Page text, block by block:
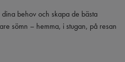
behov och skapa de bästa
sömn – hemma, i stugan, på resan